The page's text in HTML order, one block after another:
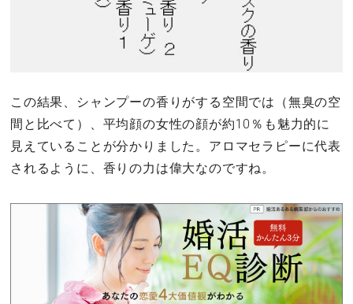
この結果、シャンプーの香りがする空間では（無臭の空
間と比べて）、平均顔の女性の顔が約10％も魅力的に
見えていることが分かりました。アロマセラピーに代表
されるように、香りの力は偉大なのですね。